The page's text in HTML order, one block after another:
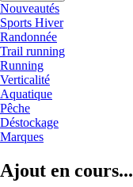
Nouveautés
Sports Hiver
Randonnée
Trail running
Running
Verticalité
Aquatique
Pêche
Déstockage
Marques
Ajout en cours...